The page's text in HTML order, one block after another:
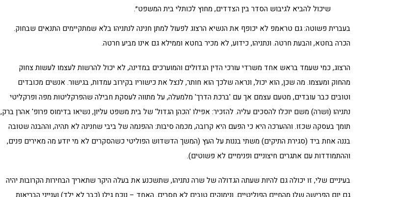
שיכול להביא לגיבוש הסדר בין הצדדים, מחוץ לכותלי בית המשפט״.
בעברית פשוטה: גם טראמפ לא יכופף את הנשיא הרצוג לפעול למתן חנינה לנתניהו בלא שמתקיימים התנאים שבחוק.
הכרה בחטא, והבעת חרטה. ונתניהו, כידוע, לא מכיר בחטא וממילא גם אינו מביע חרטה.
הרצוג, כמי שעמד בראש אחד משרדי עורכי הדין הגדולים והמוערכים במדינה, לא יכול להרשות לעצמו לעשות צחוק
מהחוק ומעצמו. מה שכן, הוא יכול, ונראה שלכך הוא חותר, לנצל את כישוריו בקירוב עמדות, בגישור. אנשים מכובדים
וטובים כבר עובדים, מטעם עצמם אך עם 'ברכת הדרך' מלמעלה, על מתווה לעסקת חבילה שהפרקליטות מפה ופרקליטי
נתניהו (ושרה) משם יוכלו להסכים עליה. להזכיר: אפילו 'הכהן הגדול' של בית משפט עליון, נשיאו בדימוס פרופ' אהרן ברק,
תומך בעסקה שכזו. וההערכה היא כי הפעם היא קרובה, מכמה סיבות: ההפנמה של ביבי שחנינה לא תהיה, וההבנה שטובה
בננה אחת ביד (סגירת התיקים) משתי בננות על העץ (המשך הדשדוש הפוליטי כשהסקרים לא מי יודע מה מאירים פנים,
וההתמודדות עם אתגרים חיצוניים ופנימיים לא פשוטים).
בעיניים שלי, זו יכולה גם להיות שעתה הגדולה של שרה נתניהו, שתשכנע את בעלה היקר שתאריך הבחירות הקרובות יהיה